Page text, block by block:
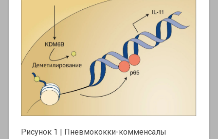
Рисунок 1 | Пневмококки-комменсалы